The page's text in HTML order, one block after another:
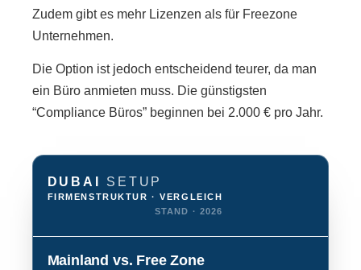
Zudem gibt es mehr Lizenzen als für Freezone
Unternehmen.
Die Option ist jedoch entscheidend teurer, da man
ein Büro anmieten muss. Die günstigsten
“Compliance Büros” beginnen bei 2.000 € pro Jahr.
DUBAI SETUP
FIRMENSTRUKTUR · VERGLEICH
STAND · 2026
Mainland vs. Free Zone